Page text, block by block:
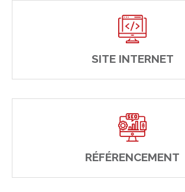
SITE INTERNET
RÉFÉRENCEMENT